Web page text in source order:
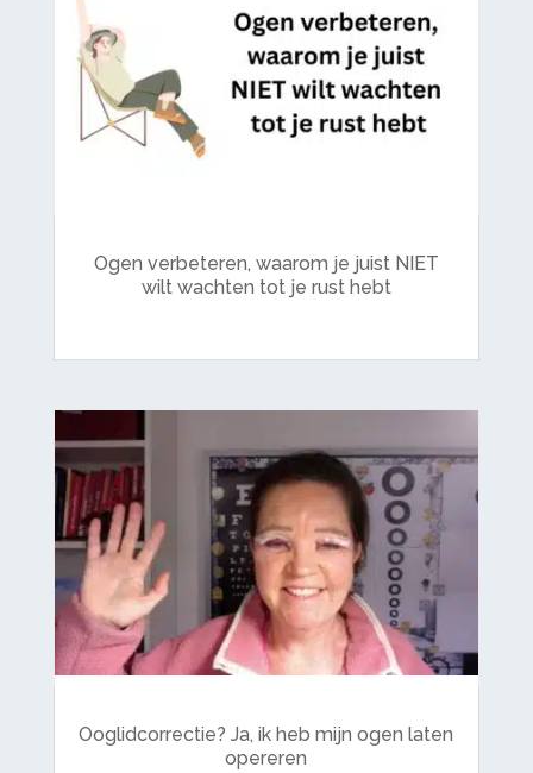
Ogen verbeteren, waarom je juist NIET
wilt wachten tot je rust hebt
Ooglidcorrectie? Ja, ik heb mijn ogen laten
opereren